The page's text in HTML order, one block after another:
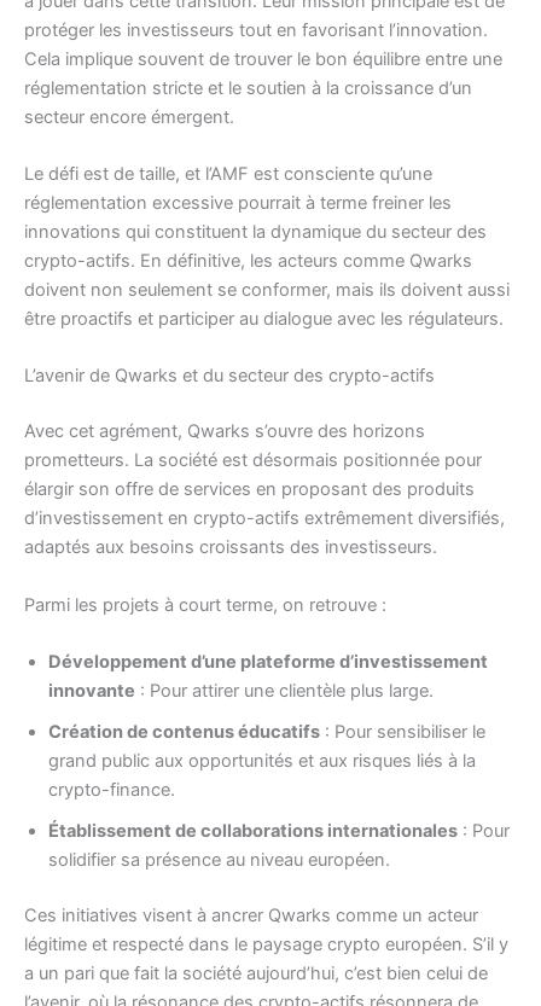
protéger les investisseurs tout en favorisant l’innovation.
Cela implique souvent de trouver le bon équilibre entre une
réglementation stricte et le soutien à la croissance d’un
secteur encore émergent.
Le défi est de taille, et l’AMF est consciente qu’une
réglementation excessive pourrait à terme freiner les
innovations qui constituent la dynamique du secteur des
crypto-actifs. En définitive, les acteurs comme Qwarks
doivent non seulement se conformer, mais ils doivent aussi
être proactifs et participer au dialogue avec les régulateurs.
L’avenir de Qwarks et du secteur des crypto-actifs
Avec cet agrément, Qwarks s’ouvre des horizons
prometteurs. La société est désormais positionnée pour
élargir son offre de services en proposant des produits
d’investissement en crypto-actifs extrêmement diversifiés,
adaptés aux besoins croissants des investisseurs.
Parmi les projets à court terme, on retrouve :
Développement d’une plateforme d’investissement
innovante : Pour attirer une clientèle plus large.
Création de contenus éducatifs : Pour sensibiliser le
grand public aux opportunités et aux risques liés à la
crypto-finance.
Établissement de collaborations internationales : Pour
solidifier sa présence au niveau européen.
Ces initiatives visent à ancrer Qwarks comme un acteur
légitime et respecté dans le paysage crypto européen. S’il y
a un pari que fait la société aujourd’hui, c’est bien celui de